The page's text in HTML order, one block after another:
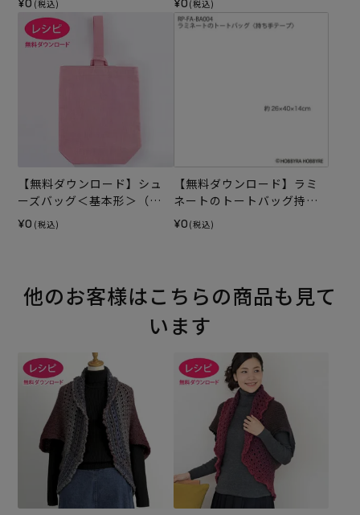
(税込) (税込)
【無料ダウンロード】シュ
ーズバッグ＜基本形＞（レ
シピ）
¥0 (税込)
【無料ダウンロード】ラミ
ネートのトートバッグ持ち
手テープ（レシピ）
¥0 (税込)
他のお客様はこちらの商品も見て
います